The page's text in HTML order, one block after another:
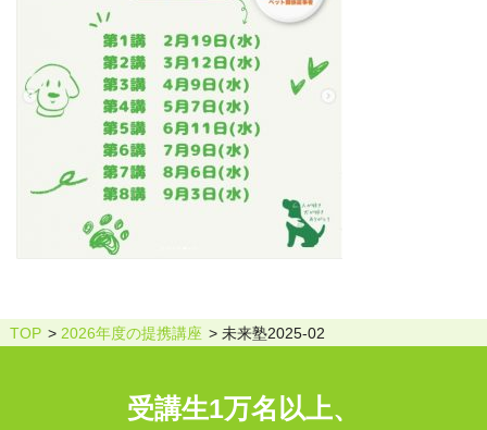
TOP 2026年度の提携講座 未来塾2025-02
受講生1万名以上、